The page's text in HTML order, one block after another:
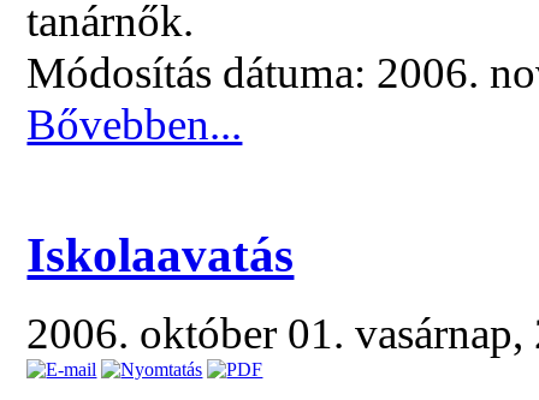
tanárnők.
Módosítás dátuma: 2006.
Bővebben...
Iskolaavatás
2006. október 01.